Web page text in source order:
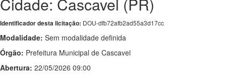
Identificador desta licitação: DOU-dfb72afb2ad55a3d17cc
Modalidade: Sem modalidade definida
Órgão: Prefeitura Municipal de Cascavel
Abertura: 22/05/2026 09:00